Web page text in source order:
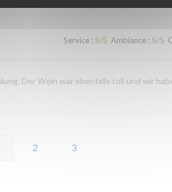
Service: 5/5 Ambiance: 5/5
Der Wein war ebenfalls toll und wir
2 3